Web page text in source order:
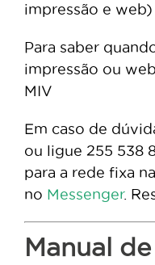
impressão e web)
Para saber
impressão ou
MIV
Em caso de
ou ligue 255 538
para a rede fixa
no Messenger.
Manual